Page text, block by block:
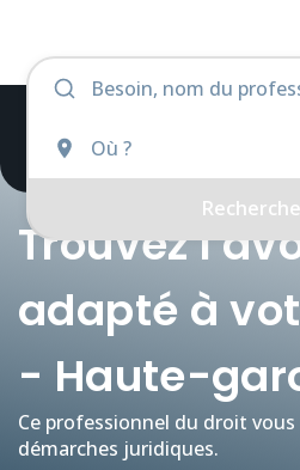
Trouvez
adapté à
- Haute-
Ce professionnel du droit
démarches juridiques.